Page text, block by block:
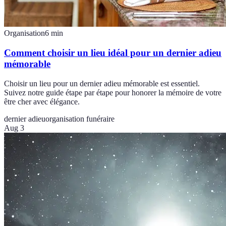
Organisation6 min
Comment choisir un lieu idéal pour un dernier adieu
mémorable
Choisir un lieu pour un dernier adieu mémorable est essentiel.
Suivez notre guide étape par étape pour honorer la mémoire de votre
être cher avec élégance.
dernier adieuorganisation funéraire
Aug 3